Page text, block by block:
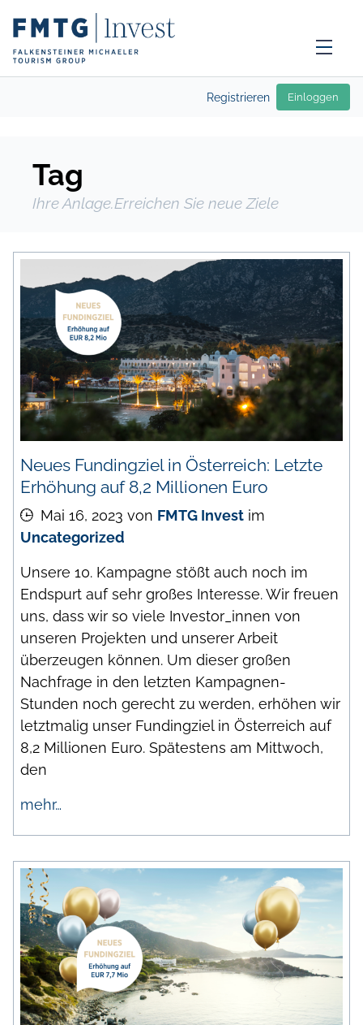
Registrieren Einloggen
Tag
Ihre Anlage.Erreichen Sie neue Ziele
Neues Fundingziel in Österreich: Letzte
Erhöhung auf 8,2 Millionen Euro
Mai 16, 2023 von FMTG Invest im
Uncategorized
Unsere 10. Kampagne stößt auch noch im
Endspurt auf sehr großes Interesse. Wir freuen
uns, dass wir so viele Investor_innen von
unseren Projekten und unserer Arbeit
überzeugen können. Um dieser großen
Nachfrage in den letzten Kampagnen-
Stunden noch gerecht zu werden, erhöhen wir
letztmalig unser Fundingziel in Österreich auf
8,2 Millionen Euro. Spätestens am Mittwoch,
den
mehr…